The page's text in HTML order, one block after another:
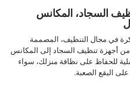
السجاد، المكانس
في مجال التنظيف، المصممة
من أجهزة تنظيف السجاد إلى المكانس
للحفاظ على نظافة منزلك، سواء
البقع الصعبة.